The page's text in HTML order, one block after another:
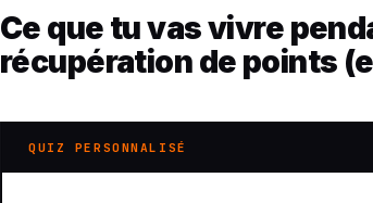
Ce que tu vas vivre
récupération de points
QUIZ PERSONNALISÉ